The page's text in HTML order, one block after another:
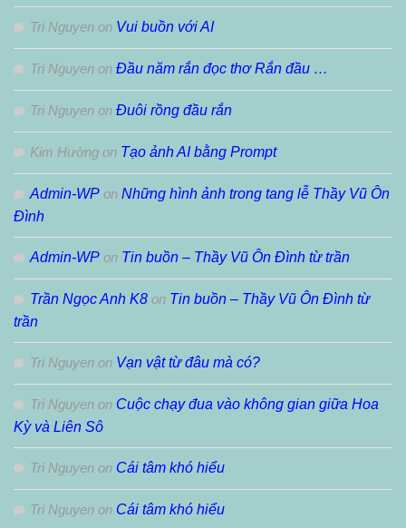
Tri Nguyen on Vui buồn với AI
Tri Nguyen on Đầu năm rắn đọc thơ Rắn đầu …
Tri Nguyen on Đuôi rồng đầu rắn
Kim Hường on Tạo ảnh AI bằng Prompt
Admin-WP on Những hình ảnh trong tang lễ Thầy Vũ Ôn
Đình
Admin-WP on Tin buồn – Thầy Vũ Ôn Đình từ trần
Trần Ngọc Anh K8 on Tin buồn – Thầy Vũ Ôn Đình từ
trần
Tri Nguyen on Vạn vật từ đâu mà có?
Tri Nguyen on Cuộc chạy đua vào không gian giữa Hoa
Kỳ và Liên Sô
Tri Nguyen on Cái tâm khó hiểu
Tri Nguyen on Cái tâm khó hiểu